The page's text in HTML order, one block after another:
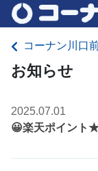
コーナン川口
お知らせ
2025.07.01
😀楽天ポイント